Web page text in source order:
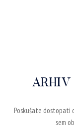
ARHIV
Poskušate dostopati
sem